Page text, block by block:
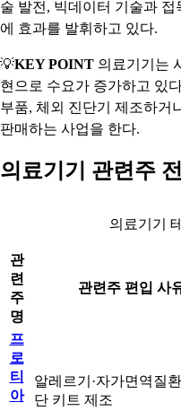
술 발전, 빅데이터 기술과
에 효과를 발휘하고 있다.
💡KEY POINT 의료기기는
현으로 수요가 증가하고 있
부품, 체외 진단기 제조하거
판매하는 사업을 한다.
의료기기 관련주
의료기기
관
련
주
명
관련주 편입 사
프
로
티
아
알레르기·자가면역질
단 키트 제조